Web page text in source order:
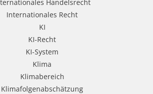
Handelsrecht
Internationales Recht
KI
KI-Recht
KI-System
Klima
Klimabereich
Klimafolgenabschätzung